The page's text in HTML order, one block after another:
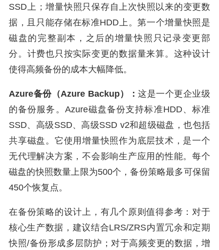
SSD上；增量快照只保存自上次快照以来的变更数
据，且只能存储在标准HDD上。第一个增量快照是
磁盘的完整副本，之后的增量快照只记录变更部
分。计费也只按实际变更的数据量来算。这种设计
使得高频备份的成本大幅降低。
Azure备份（Azure Backup）：这是一个更企业级
的备份服务。Azure磁盘备份支持标准HDD、标准
SSD、高级SSD、高级SSD v2和超级磁盘，也包括
共享磁盘。它使用增量快照作为底层技术，是一个
无代理解决方案，不会影响生产应用的性能。每个
磁盘的快照数量上限为500个，备份策略最多可保留
450个恢复点。
在备份策略的设计上，有几个原则值得参考：对于
核心生产数据，建议结合LRS/ZRS内置冗余和定期
快照/备份形成多层防护；对于高频变更的数据，增